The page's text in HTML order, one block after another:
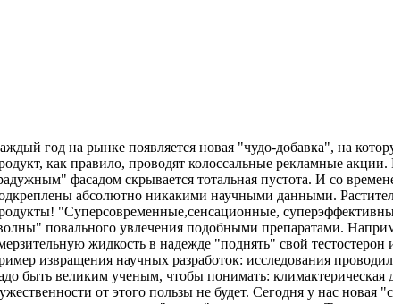
год на рынке появляется новая "чудо-добавка", на
как правило, проводят колоссальные рекламные
фасадом скрывается тотальная пустота. И со
абсолютно никакими научными данными.
"Суперсовременные,сенсационные,
повального увлечения подобными препаратами.
жидкость в надежде "поднять" свой
извращения научных разработок: исследования
быть великим ученым, чтобы понимать:
от этого пользы не будет. Сегодня у нас новая